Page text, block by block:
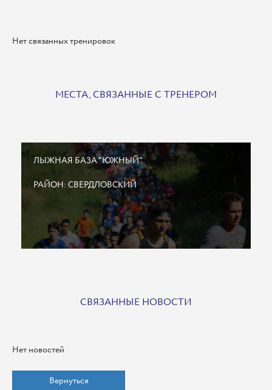
Нет связанных тренировок
МЕСТА, СВЯЗАННЫЕ С ТРЕНЕРОМ
ЛЫЖНАЯ БАЗА "ЮЖНЫЙ"
РАЙОН: СВЕРДЛОВСКИЙ
СВЯЗАННЫЕ НОВОСТИ
Нет новостей
Вернуться